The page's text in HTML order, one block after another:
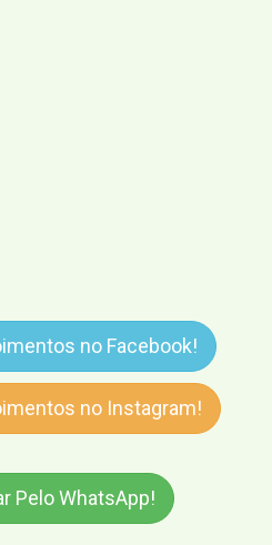
no Facebook!
no Instagram!
Pelo WhatsApp!